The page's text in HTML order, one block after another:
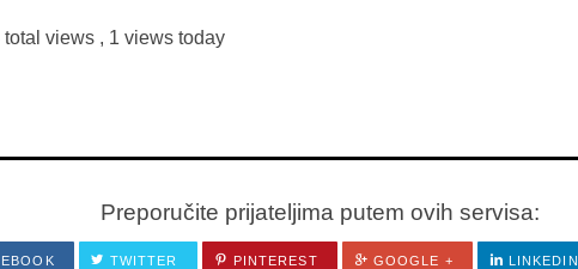
total views , 1 views today
Preporučite prijateljima putem ovih servisa:
TWITTER PINTEREST GOOGLE + LINKEDIN